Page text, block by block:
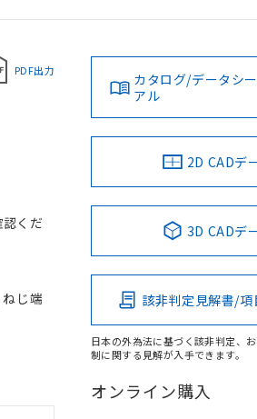
PDF出力
くだ
じ端
カタログ/データシ
アル
2D CADデ
3D CADデ
該非判定見解書/項
日本の外為法に基づく該非判定、
制に関する見解が入手できます。
オンライン購入